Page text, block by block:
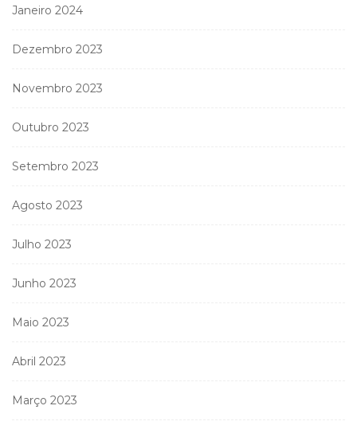
Janeiro 2024
Dezembro 2023
Novembro 2023
Outubro 2023
Setembro 2023
Agosto 2023
Julho 2023
Junho 2023
Maio 2023
Abril 2023
Março 2023